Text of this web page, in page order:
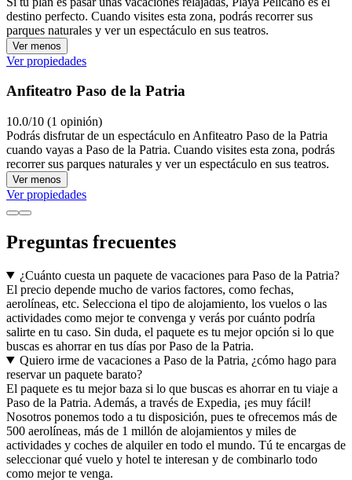
destino perfecto. Cuando visites esta zona, podrás recorrer sus
parques naturales y ver un espectáculo en sus teatros.
Ver menos
Ver propiedades
Anfiteatro Paso de la Patria
10.0/10 (1 opinión)
Podrás disfrutar de un espectáculo en Anfiteatro Paso de la Patria
cuando vayas a Paso de la Patria. Cuando visites esta zona, podrás
recorrer sus parques naturales y ver un espectáculo en sus teatros.
Ver menos
Ver propiedades
Preguntas frecuentes
¿Cuánto cuesta un paquete de vacaciones para Paso de la Patria?
El precio depende mucho de varios factores, como fechas,
aerolíneas, etc. Selecciona el tipo de alojamiento, los vuelos o las
actividades como mejor te convenga y verás por cuánto podría
salirte en tu caso. Sin duda, el paquete es tu mejor opción si lo que
buscas es ahorrar en tus días por Paso de la Patria.
Quiero irme de vacaciones a Paso de la Patria, ¿cómo hago para
reservar un paquete barato?
El paquete es tu mejor baza si lo que buscas es ahorrar en tu viaje a
Paso de la Patria. Además, a través de Expedia, ¡es muy fácil!
Nosotros ponemos todo a tu disposición, pues te ofrecemos más de
500 aerolíneas, más de 1 millón de alojamientos y miles de
actividades y coches de alquiler en todo el mundo. Tú te encargas de
seleccionar qué vuelo y hotel te interesan y de combinarlo todo
como mejor te venga.